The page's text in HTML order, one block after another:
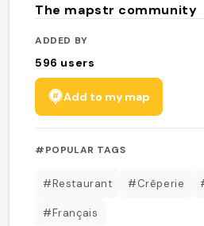
The mapstr community
ADDED BY
596 users
Add to my map
#POPULAR TAGS
#Restaurant #Crêperie
#Français